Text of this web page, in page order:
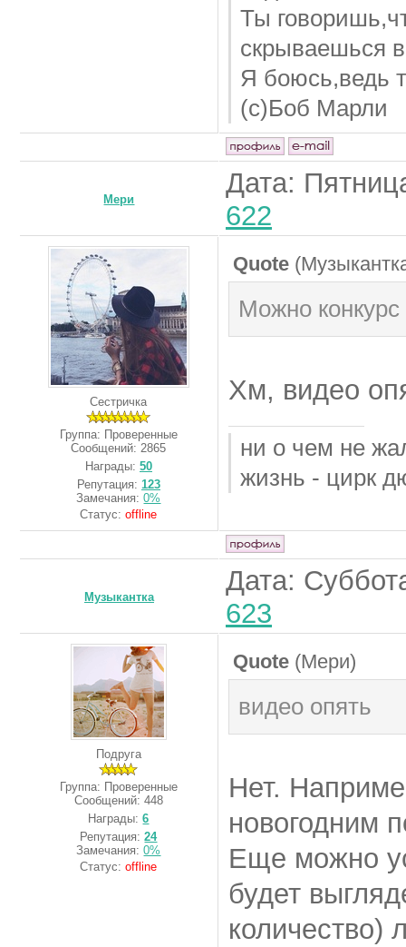
Ты
скрываешься
Я боюсь,ведь
(с)Боб Марли
Мери
Дата:
622
Сестричка
Группа: Проверенные
Сообщений: 2865
Награды: 50
Репутация: 123
Замечания:0%
Статус:offline
Quote (
Можно
Хм, видео
ни о чем не
жизнь - цирк
Музыкантка
Дата:
623
Подруга
Группа: Проверенные
Сообщений: 448
Награды:6
Репутация:24
Замечания:0%
Статус:offline
Quote (Мери)
видео опять
Нет.
новогодним
Еще можно
будет
количество)